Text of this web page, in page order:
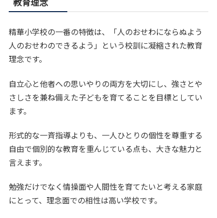
精華小学校の一番の特徴は、「人のおせわにならぬよう
人のおせわのできるよう」という校訓に凝縮された教育
理念です。
自立心と他者への思いやりの両方を大切にし、強さとや
さしさを兼ね備えた子どもを育てることを目標としてい
ます。
形式的な一斉指導よりも、一人ひとりの個性を尊重する
自由で個別的な教育を重んじている点も、大きな魅力と
言えます。
勉強だけでなく情操面や人間性を育てたいと考える家庭
にとって、理念面での相性は高い学校です。